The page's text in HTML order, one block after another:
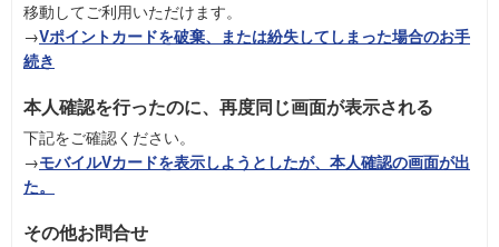
移動してご利用いただけます。
→Vポイントカードを破棄、または紛失してしまった場合のお手
続き
本人確認を行ったのに、再度同じ画面が表示される
下記をご確認ください。
→モバイルVカードを表示しようとしたが、本人確認の画面が出
た。
その他お問合せ